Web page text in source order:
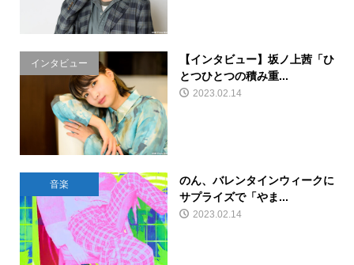
インタビュー
【インタビュー】坂ノ上茜「ひ
とつひとつの積み重...
2023.02.14
音楽
のん、バレンタインウィークに
サプライズで「やま...
2023.02.14